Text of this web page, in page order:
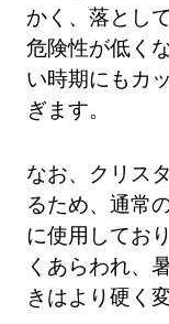
かく、落とし
危険性が低く
い時期にもカ
ぎます。
なお、クリス
るため、通常
に使用してお
くあらわれ、
きはより硬く